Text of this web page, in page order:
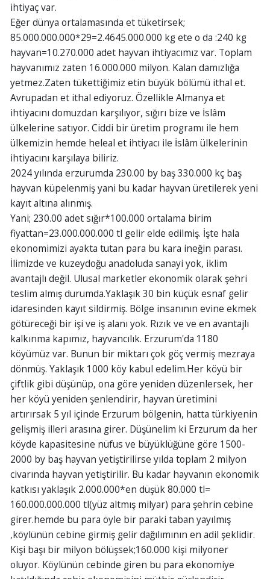
ihtiyaç var.
Eğer dünya ortalamasında et tüketirsek;
85.000.000.000*29=2.4645.000.000 kg ete o da :240 kg
hayvan=10.270.000 adet hayvan ihtiyacımız var. Toplam
hayvanımız zaten 16.000.000 milyon. Kalan damızlığa
yetmez.Zaten tükettiğimiz etin büyük bölümü ithal et.
Avrupadan et ithal ediyoruz. Özellikle Almanya et
ihtiyacını domuzdan karşılıyor, sığırı bize ve İslâm
ülkelerine satıyor. Ciddi bir üretim programı ile hem
ülkemizin hemde heleal et ihtiyacı ile İslâm ülkelerinin
ihtiyacını karşılaya biliriz.
2024 yılında erzurumda 230.00 by baş 330.000 kç baş
hayvan küpelenmiş yani bu kadar hayvan üretilerek yeni
kayıt altına alınmış.
Yani; 230.00 adet sığır*100.000 ortalama birim
fiyattan=23.000.000.000 tl gelir elde edilmiş. İşte hala
ekonomimizi ayakta tutan para bu kara ineğin parası.
İlimizde ve kuzeydoğu anadoluda sanayi yok, iklim
avantajlı değil. Ulusal marketler ekonomik olarak şehri
teslim almış durumda.Yaklaşık 30 bin küçük esnaf gelir
idaresinden kayıt sildirmiş. Bölge insanının evine ekmek
götüreceği bir işi ve iş alanı yok. Rızık ve ve en avantajlı
kalkınma kapımız, hayvancılık. Erzurum'da 1180
köyümüz var. Bunun bir miktarı çok göç vermiş mezraya
dönmüş. Yaklaşık 1000 köy kabul edelim.Her köyü bir
çiftlik gibi düşünüp, ona göre yeniden düzenlersek, her
her köyü yeniden şenlendirir, hayvan üretimini
artırırsak 5 yıl içinde Erzurum bölgenin, hatta türkiyenin
gelişmiş illeri arasına girer. Düşünelim ki Erzurum da her
köyde kapasitesine nüfus ve büyüklüğüne göre 1500-
2000 by baş hayvan yetiştirilirse yılda toplam 2 milyon
civarında hayvan yetiştirilir. Bu kadar hayvanın ekonomik
katkısı yaklaşık 2.000.000*en düşük 80.000 tl=
160.000.000.000 tl(yüz altmış milyar) para şehrin cebine
girer.hemde bu para öyle bir paraki taban yayılmış
,köylünün cebine girmiş gelir dağılımının en adil şeklidir.
Kişi başı bir milyon bölüşsek;160.000 kişi milyoner
oluyor. Köylünün cebinde giren bu para ekonomiye